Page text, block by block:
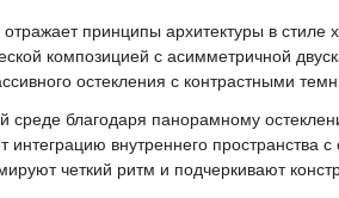
принципы архитектуры в стиле
композицией с асимметричной
остекления с контрастными
среде благодаря панорамному
интеграцию внутреннего
четкий ритм и подчеркивают